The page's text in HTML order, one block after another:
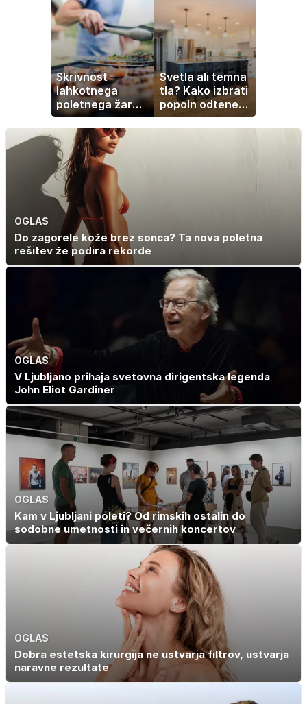
navdušil otroke
partnerice
športnih
zvezdnikov
Skrivnost
lahkotnega
poletnega žara,
po katerem ne
boste
potrebovali
popoldanskega
spanca
Svetla ali temna
tla? Kako izbrati
popoln odtenek
za vaš dom
OGLAS
Do zagorele kože brez sonca? Ta nova poletna
rešitev že podira rekorde
OGLAS
V Ljubljano prihaja svetovna dirigentska legenda
John Eliot Gardiner
OGLAS
Kam v Ljubljani poleti? Od rimskih ostalin do
sodobne umetnosti in večernih koncertov
OGLAS
Dobra estetska kirurgija ne ustvarja filtrov, ustvarja
naravne rezultate